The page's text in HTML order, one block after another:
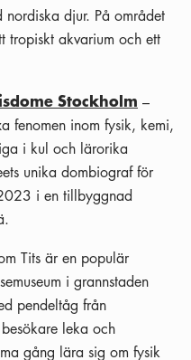
djur. På området
tropiskt akvarium och ett
Stockholm –
fenomen inom fysik, kemi,
i kul och lärorika
unika dombiograf för
i en tillbyggnad
Tits är en populär
i grannstaden
pendeltåg från
leka och
gång lära sig om fysik